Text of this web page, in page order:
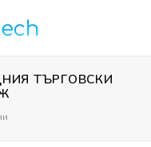
ТЪРГОВСКИ